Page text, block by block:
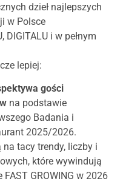
dzieł najlepszych
w Polsce
DIGITALU i w pełnym
lepiej:
gości
na podstawie
Badania i
2025/2026.
tacy trendy, liczby i
które wywindują
GROWING w 2026